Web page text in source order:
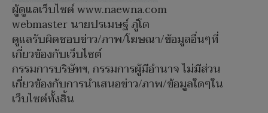
ผู้ดูแลเว็บไซต์ www.naewna.com
webmaster นายปรเมษฐ์ ภู่โต
ดูแลรับผิดชอบข่าว/ภาพ/โฆษณา/ข้อมูลอื่นๆที่
เกี่ยวข้องกับเว็บไซต์
กรรมการบริษัทฯ, กรรมการผู้มีอำนาจ ไม่มีส่วน
เกี่ยวข้องกับการนำเสนอข่าว/ภาพ/ข้อมูลใดๆใน
เว็บไซต์ทั้งสิ้น